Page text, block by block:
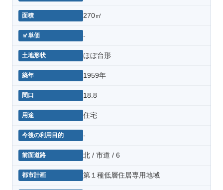
270㎡
-
ほぼ台形
1959年
18.8
住宅
-
北 / 市道 / 6
第１種低層住居専用地域